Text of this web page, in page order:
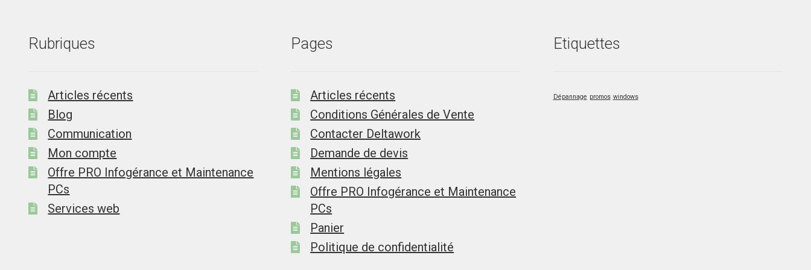
Rubriques
Articles récents
Blog
Communication
Mon compte
Offre PRO Infogérance et Maintenance
PCs
Services web
Pages
Articles récents
Conditions Générales de Vente
Contacter Deltawork
Demande de devis
Mentions légales
Offre PRO Infogérance et Maintenance
PCs
Panier
Politique de confidentialité
Etiquettes
Dépannage promos windows